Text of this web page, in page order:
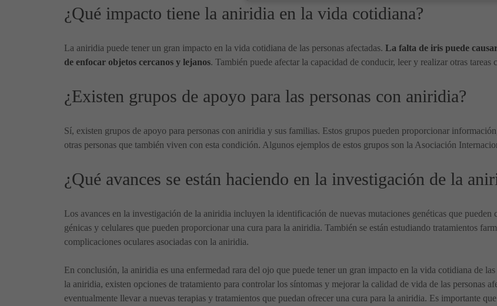
¿Qué impacto tiene la aniridia en la vida cotidiana?
La aniridia puede tener un gran impacto en la vida cotidiana de las personas afectadas. La falta de iris puede
de enfocar objetos cercanos y lejanos. También puede afectar la capacidad de conducir, leer y realizar otras tareas
¿Existen grupos de apoyo para las personas con aniridia?
Sí, existen grupos de apoyo para personas con aniridia y sus familias. Estos grupos pueden proporcionar
otras personas que también viven con esta condición. Algunos ejemplos de estos grupos son la Asociación
¿Qué avances se están haciendo en la investigación de la
Los avances en la investigación de la aniridia incluyen la identificación de nuevas mutaciones genéticas que pueden
génicas y celulares que pueden proporcionar una cura para la aniridia. También se están estudiando tratamientos
complicaciones oculares asociadas con la aniridia.
En conclusión, la aniridia es una enfermedad rara del ojo que puede tener un gran impacto en la vida cotidiana de
la aniridia, existen opciones de tratamiento para controlar los síntomas y mejorar la calidad de vida de las personas
eventualmente llevar a nuevas terapias y tratamientos que puedan ofrecer una cura para la aniridia. Es importante